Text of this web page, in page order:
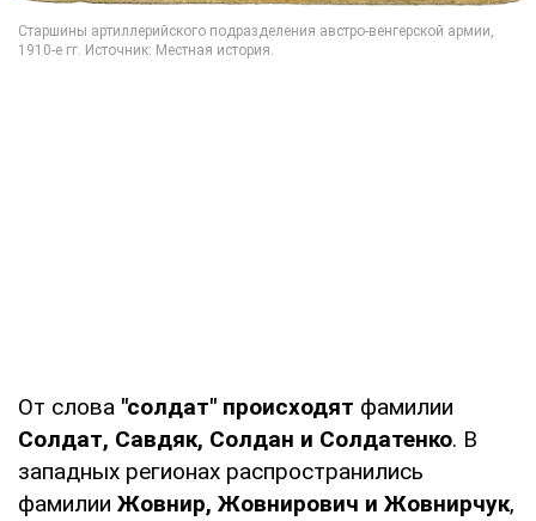
От слова "солдат" происходят фамилии
Солдат, Савдяк, Солдан и Солдатенко. В
западных регионах распространились
фамилии Жовнир, Жовнирович и Жовнирчук,